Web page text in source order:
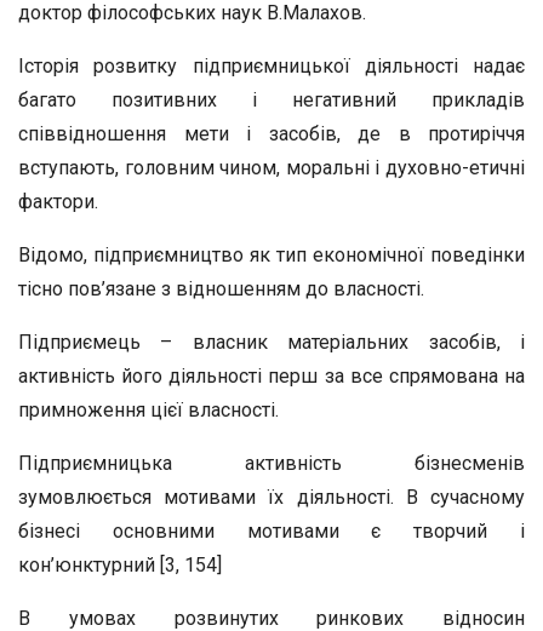
доктор філософських наук В.Малахов.
Історія розвитку підприємницької діяльності надає
багато позитивних і негативний прикладів
співвідношення мети і засобів, де в протиріччя
вступають, головним чином, моральні і духовно-етичні
фактори.
Відомо, підприємництво як тип економічної поведінки
тісно пов’язане з відношенням до власності.
Підприємець – власник матеріальних засобів, і
активність його діяльності перш за все спрямована на
примноження цієї власності.
Підприємницька активність бізнесменів
зумовлюється мотивами їх діяльності. В сучасному
бізнесі основними мотивами є творчий і
кон’юнктурний [3, 154]
В умовах розвинутих ринкових відносин